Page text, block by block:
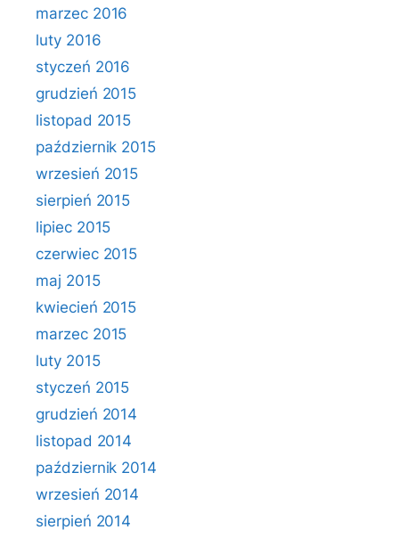
marzec 2016
luty 2016
styczeń 2016
grudzień 2015
listopad 2015
październik 2015
wrzesień 2015
sierpień 2015
lipiec 2015
czerwiec 2015
maj 2015
kwiecień 2015
marzec 2015
luty 2015
styczeń 2015
grudzień 2014
listopad 2014
październik 2014
wrzesień 2014
sierpień 2014